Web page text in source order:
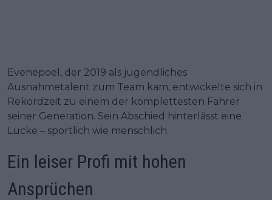
Evenepoel, der 2019 als jugendliches
Ausnahmetalent zum Team kam, entwickelte sich in
Rekordzeit zu einem der komplettesten Fahrer
seiner Generation. Sein Abschied hinterlässt eine
Lücke – sportlich wie menschlich.
Ein leiser Profi mit hohen
Ansprüchen